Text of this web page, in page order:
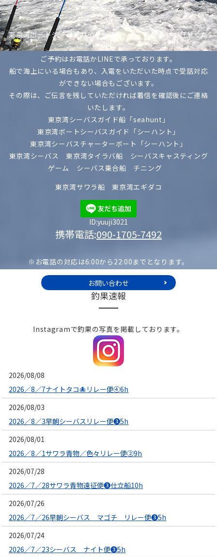
東京湾ボートシーバスガイドを是非、シーハントにお任せくだ
さい。
ご予約はお電話かLINEで承っております。
船で海上にいる場合もあり、入電をいただいた時点で受話対応
ができない場合もございます。
その際は、ご伝言を残していただければ着信を確認後にご連絡
いたします。
東京湾シーバスガイド船「seahunt」
東京湾ボートシーバスガイド「シーハント」
東京湾シーバスチャーターボート「シーハント」
東京湾シーバス 東京湾タイラバ船 シーバスキャスティング
ゲーム シーバス乗合船 チニング
東京湾サワラ船 東京湾エギダコ
ID:yuuji3021
携帯電話:090-1705-7492
※お電話の対応は6:00から22:00までとなります。
お問い合わせ
釣果速報
Instagramで釣果の写真を掲載しております。
2026/08/08
2026／8／7ナイトタコ🐙リレー便④6h
2026/08/03
2026／8／3早朝シーバスリレー便❸5h
2026/08/01
2026／8／1サワラ青物／色々リレー便②9h
2026/07/28
2026／7／28サワラ青物遠征便❸仕立船10h
2026/07/26
2026／7／26早朝シーバス マゴチ リレー便❸5h
2026/07/24
2026／7／23シーバス ナイト便❸5h